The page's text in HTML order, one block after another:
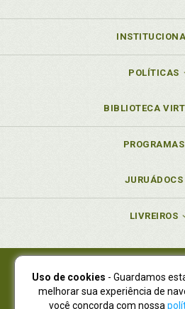
POLÍTICAS
BIBLIOTECA
PROGRAMAS
JURUÁDOCS
LIVREIROS
Juruá Editora Ltda., CNPJ
Juruá Informática Ltda., CNPJ
Uso de cookies - Guardamos
melhorar sua experiência de
você concorda com nossa